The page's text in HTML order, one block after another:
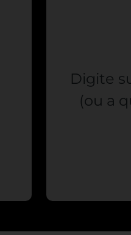
Digite
(ou a